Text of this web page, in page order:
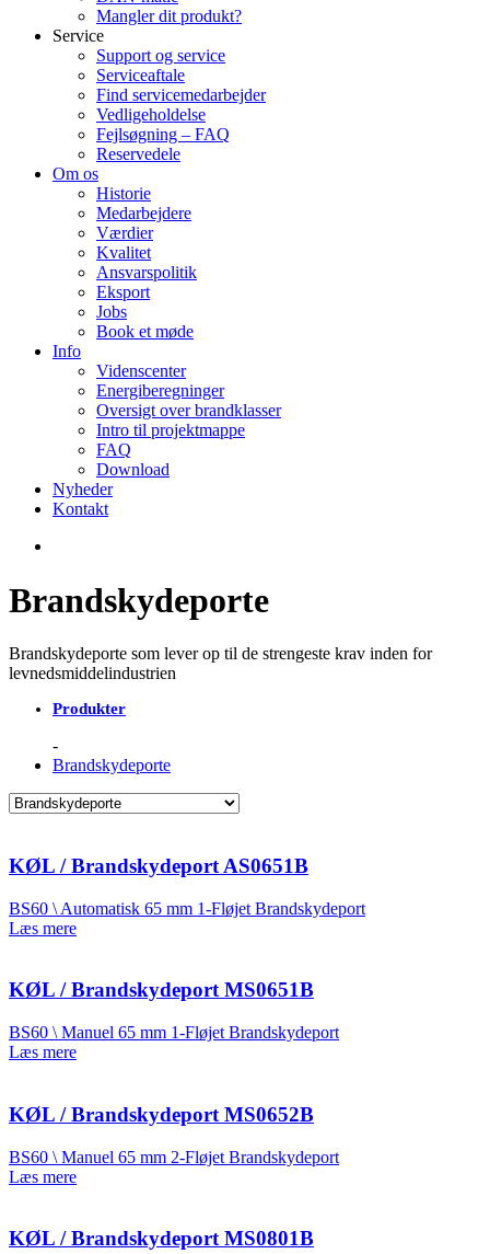
Mangler dit produkt?
Service
Support og service
Serviceaftale
Find servicemedarbejder
Vedligeholdelse
Fejlsøgning – FAQ
Reservedele
Om os
Historie
Medarbejdere
Værdier
Kvalitet
Ansvarspolitik
Eksport
Jobs
Book et møde
Info
Videnscenter
Energiberegninger
Oversigt over brandklasser
Intro til projektmappe
FAQ
Download
Nyheder
Kontakt
Brandskydeporte
Brandskydeporte som lever op til de strengeste krav inden for
levnedsmiddelindustrien
Produkter
Brandskydeporte
KØL / Brandskydeport AS0651B
BS60 \ Automatisk 65 mm 1-Fløjet Brandskydeport
Læs mere
KØL / Brandskydeport MS0651B
BS60 \ Manuel 65 mm 1-Fløjet Brandskydeport
Læs mere
KØL / Brandskydeport MS0652B
BS60 \ Manuel 65 mm 2-Fløjet Brandskydeport
Læs mere
KØL / Brandskydeport MS0801B